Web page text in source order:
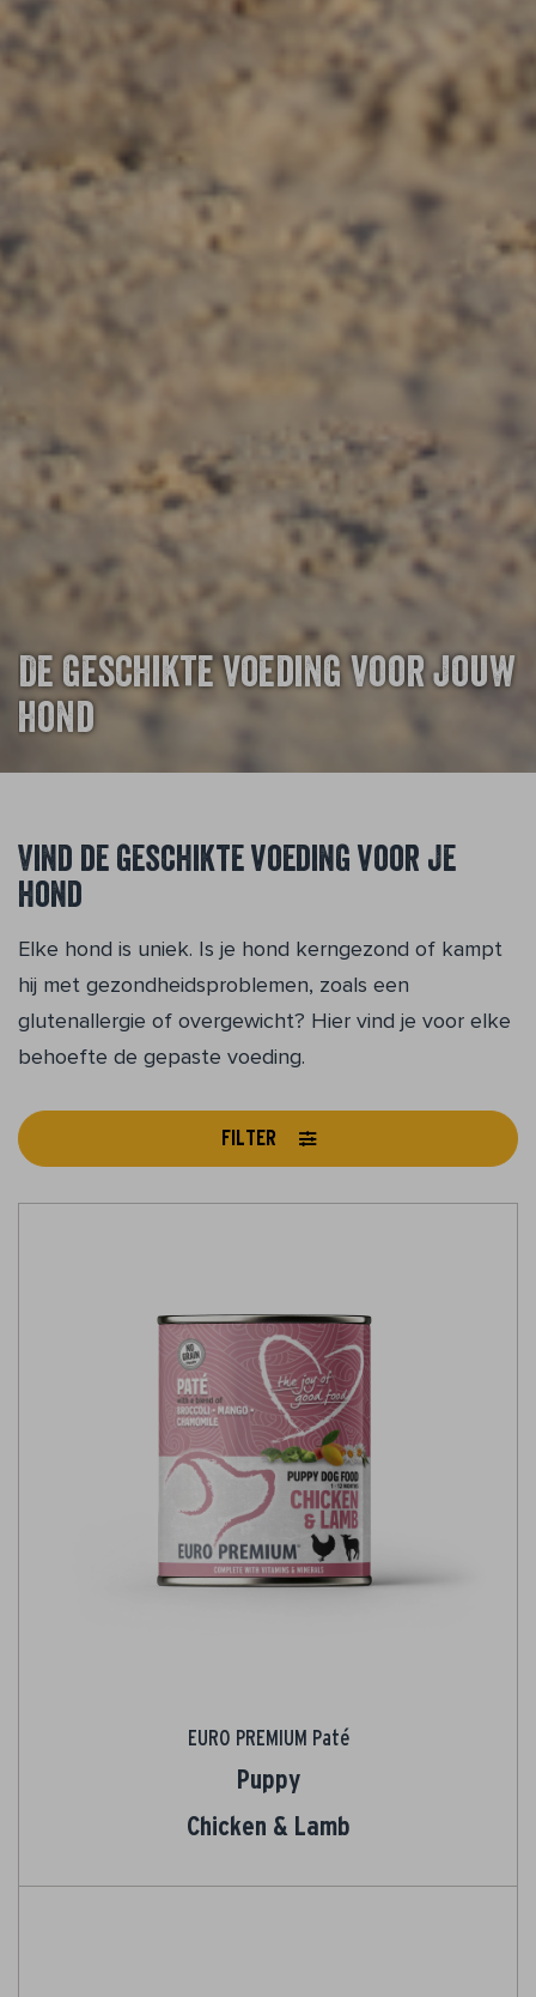
De geschikte voeding voor jouw
hond
Vind de geschikte voeding voor je
hond
Elke hond is uniek. Is je hond kerngezond of kampt
hij met gezondheidsproblemen, zoals een
glutenallergie of overgewicht? Hier vind je voor elke
behoefte de gepaste voeding.
FILTER
EURO PREMIUM Paté
Puppy
Chicken & Lamb